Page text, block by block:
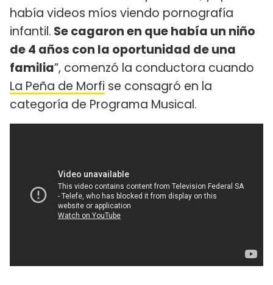
había videos míos viendo pornografía
infantil. Se cagaron en que había un niño
de 4 años con la oportunidad de una
familia”, comenzó la conductora cuando
La Peña de Morfi se consagró en la
categoría de Programa Musical.